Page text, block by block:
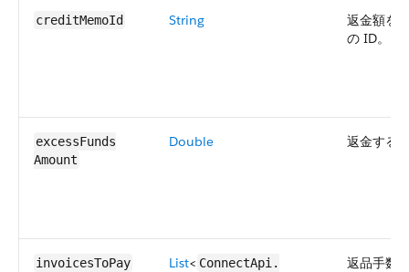
creditMemoId String
返金額を
の ID。
excessFunds​
Amount
Double 返金する
invoicesToPay List< ConnectApi.​
返品手数